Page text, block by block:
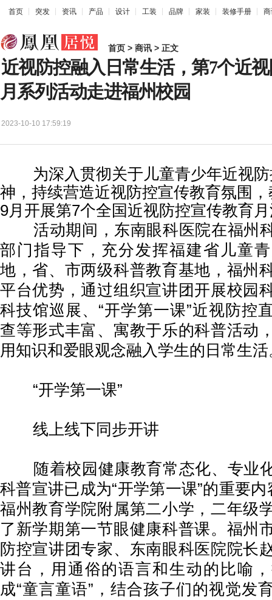
首页 突发 资讯 产品 设计 工装 品牌 家装 装修手册
首页 > 商讯 > 正文
近视防控融入日常生活，第7个近
月系列活动走进福州校园
2023-10-10 17:59:19
为深入贯彻关于儿童青少年近视防
神，持续营造近视防控宣传教育氛围
9月开展第7个全国近视防控宣传教育
活动期间，东南眼科医院在福州
部门指导下，充分发挥福建省儿童
地，省、市两级科普教育基地，福州
平台优势，通过组织宣讲团开展校园
科技馆巡展、“开学第一课”近视防控
查等形式丰富、寓教于乐的科普活动
用知识和爱眼观念融入学生的日常生活
“开学第一课”
线上线下同步开讲
随着校园健康教育常态化、专业
科普宣讲已成为“开学第一课”的重要
福州教育学院附属第二小学，二年级
了新学期第一节眼健康科普课。福州
防控宣讲团专家、东南眼科医院院长
讲台，用通俗的语言和生动的比喻
成“童言童语”，结合孩子们的视觉发